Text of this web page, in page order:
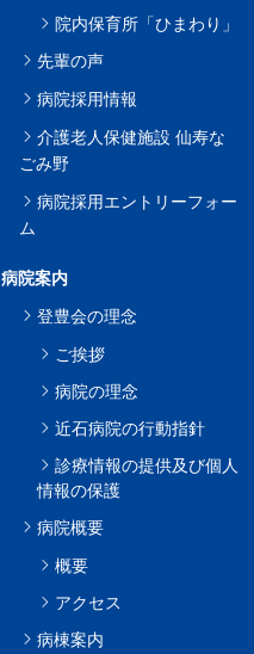
院内保育所「ひまわり」
先輩の声
病院採用情報
介護老人保健施設 仙寿な
ごみ野
病院採用エントリーフォー
ム
病院案内
登豊会の理念
ご挨拶
病院の理念
近石病院の行動指針
診療情報の提供及び個人
情報の保護
病院概要
概要
アクセス
病棟案内